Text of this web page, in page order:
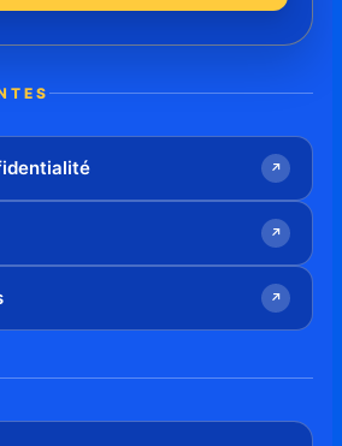
↗
↗
↗